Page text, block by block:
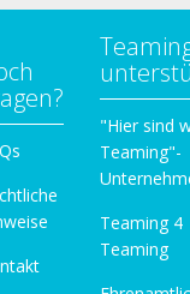
"Hier sind
Teaming"-
Teaming 4
Teaming